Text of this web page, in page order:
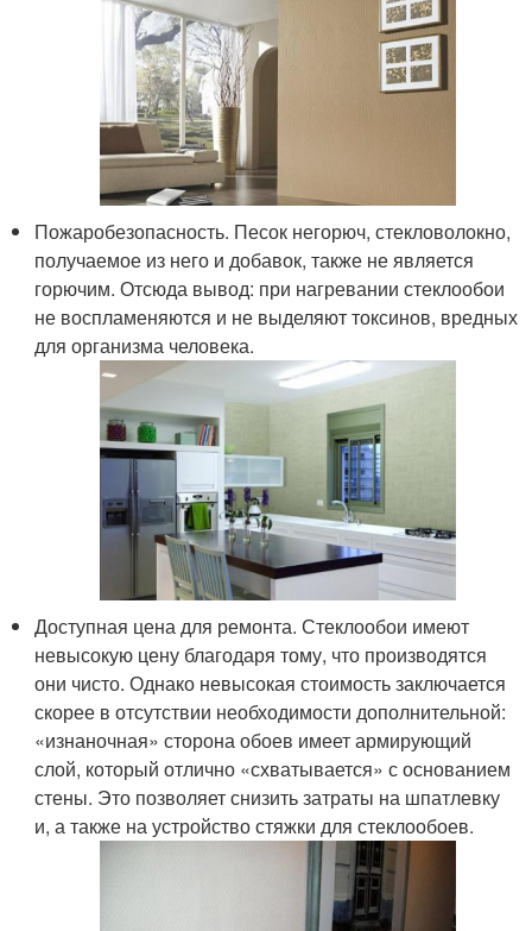
Пожаробезопасность. Песок негорюч, стекловолокно,
получаемое из него и добавок, также не является
горючим. Отсюда вывод: при нагревании стеклообои
не воспламеняются и не выделяют токсинов, вредных
для организма человека.
Доступная цена для ремонта. Стеклообои имеют
невысокую цену благодаря тому, что производятся
они чисто. Однако невысокая стоимость заключается
скорее в отсутствии необходимости дополнительной:
«изнаночная» сторона обоев имеет армирующий
слой, который отлично «схватывается» с основанием
стены. Это позволяет снизить затраты на шпатлевку
и, а также на устройство стяжки для стеклообоев.